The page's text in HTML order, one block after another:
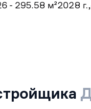
- 295.58 м²2028 г.,